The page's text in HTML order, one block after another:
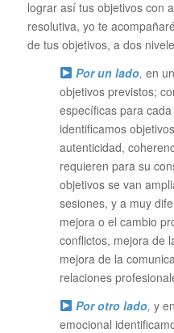
lograr así tus objetivos con
resolutiva, yo te
de tus objetivos, a dos
Por un lado, en
objetivos previstos;
específicas para
identificamos
autenticidad,
requieren para su
objetivos se van
sesiones, y a muy
mejora o el cambio
conflictos, mejora de
mejora de la
relaciones
Por otro lado, y
emocional